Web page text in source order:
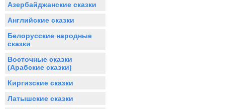
Азербайджанские сказки
Английские сказки
Белорусские народные
сказки
Восточные сказки
(Арабские сказки)
Киргизские сказки
Латышские сказки